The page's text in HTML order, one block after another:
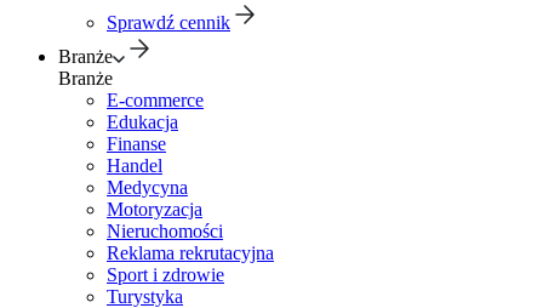
Sprawdź cennik
Branże
Branże
E-commerce
Edukacja
Finanse
Handel
Medycyna
Motoryzacja
Nieruchomości
Reklama rekrutacyjna
Sport i zdrowie
Turystyka